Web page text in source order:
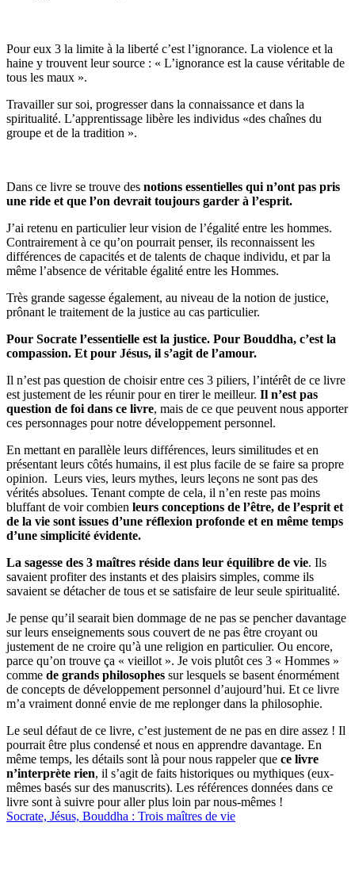
Pour eux 3 la limite à la liberté c’est l’ignorance. La violence et la
haine y trouvent leur source : « L’ignorance est la cause véritable de
tous les maux ».
Travailler sur soi, progresser dans la connaissance et dans la
spiritualité. L’apprentissage libère les individus «des chaînes du
groupe et de la tradition ».
Dans ce livre se trouve des notions essentielles qui n’ont pas pris
une ride et que l’on devrait toujours garder à l’esprit.
J’ai retenu en particulier leur vision de l’égalité entre les hommes.
Contrairement à ce qu’on pourrait penser, ils reconnaissent les
différences de capacités et de talents de chaque individu, et par la
même l’absence de véritable égalité entre les Hommes.
Très grande sagesse également, au niveau de la notion de justice,
prônant le traitement de la justice au cas particulier.
Pour Socrate l’essentielle est la justice. Pour Bouddha, c’est la
compassion. Et pour Jésus, il s’agit de l’amour.
Il n’est pas question de choisir entre ces 3 piliers, l’intérêt de ce livre
est justement de les réunir pour en tirer le meilleur. Il n’est pas
question de foi dans ce livre, mais de ce que peuvent nous apporter
ces personnages pour notre développement personnel.
En mettant en parallèle leurs différences, leurs similitudes et en
présentant leurs côtés humains, il est plus facile de se faire sa propre
opinion. Leurs vies, leurs mythes, leurs leçons ne sont pas des
vérités absolues. Tenant compte de cela, il n’en reste pas moins
bluffant de voir combien leurs conceptions de l’être, de l’esprit et
de la vie sont issues d’une réflexion profonde et en même temps
d’une simplicité évidente.
La sagesse des 3 maîtres réside dans leur équilibre de vie. Ils
savaient profiter des instants et des plaisirs simples, comme ils
savaient se détacher de tous et se satisfaire de leur seule spiritualité.
Je pense qu’il searait bien dommage de ne pas se pencher davantage
sur leurs enseignements sous couvert de ne pas être croyant ou
justement de ne croire qu’à une religion en particulier. Ou encore,
parce qu’on trouve ça « vieillot ». Je vois plutôt ces 3 « Hommes »
comme de grands philosophes sur lesquels se basent énormément
de concepts de développement personnel d’aujourd’hui. Et ce livre
m’a vraiment donné envie de me replonger dans la philosophie.
Le seul défaut de ce livre, c’est justement de ne pas en dire assez ! Il
pourrait être plus condensé et nous en apprendre davantage. En
même temps, les détails sont là pour nous rappeler que ce livre
n’interprète rien, il s’agit de faits historiques ou mythiques (eux-
mêmes basés sur des manuscrits). Les références données dans ce
livre sont à suivre pour aller plus loin par nous-mêmes !
Socrate, Jésus, Bouddha : Trois maîtres de vie